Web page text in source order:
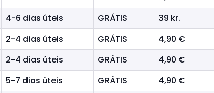
4-6 dias úteis GRÁTIS 39 kr.
2-4 dias úteis GRÁTIS 4,90 €
2-4 dias úteis GRÁTIS 4,90 €
5-7 dias úteis GRÁTIS 4,90 €